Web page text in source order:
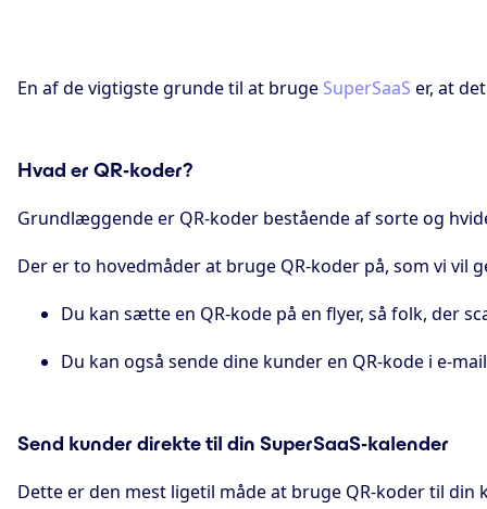
En af de vigtigste grunde til at bruge SuperSaaS er, at
Hvad er QR-koder?
Grundlæggende er QR-koder bestående af sorte og
Der er to hovedmåder at bruge QR-koder på, som vi vil
Du kan sætte en QR-kode på en flyer, så folk, der
Du kan også sende dine kunder en QR-kode i e-
Send kunder direkte til din SuperSaaS-kalender
Dette er den mest ligetil måde at bruge QR-koder til din